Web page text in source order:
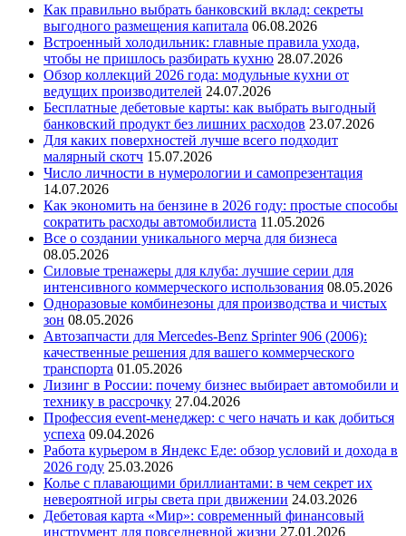
Как правильно выбрать банковский вклад: секреты
выгодного размещения капитала 06.08.2026
Встроенный холодильник: главные правила ухода,
чтобы не пришлось разбирать кухню 28.07.2026
Обзор коллекций 2026 года: модульные кухни от
ведущих производителей 24.07.2026
Бесплатные дебетовые карты: как выбрать выгодный
банковский продукт без лишних расходов 23.07.2026
Для каких поверхностей лучше всего подходит
малярный скотч 15.07.2026
Число личности в нумерологии и самопрезентация
14.07.2026
Как экономить на бензине в 2026 году: простые способы
сократить расходы автомобилиста 11.05.2026
Все о создании уникального мерча для бизнеса
08.05.2026
Силовые тренажеры для клуба: лучшие серии для
интенсивного коммерческого использования 08.05.2026
Одноразовые комбинезоны для производства и чистых
зон 08.05.2026
Автозапчасти для Mercedes-Benz Sprinter 906 (2006):
качественные решения для вашего коммерческого
транспорта 01.05.2026
Лизинг в России: почему бизнес выбирает автомобили и
технику в рассрочку 27.04.2026
Профессия event-менеджер: с чего начать и как добиться
успеха 09.04.2026
Работа курьером в Яндекс Еде: обзор условий и дохода в
2026 году 25.03.2026
Колье с плавающими бриллиантами: в чем секрет их
невероятной игры света при движении 24.03.2026
Дебетовая карта «Мир»: современный финансовый
инструмент для повседневной жизни 27.01.2026